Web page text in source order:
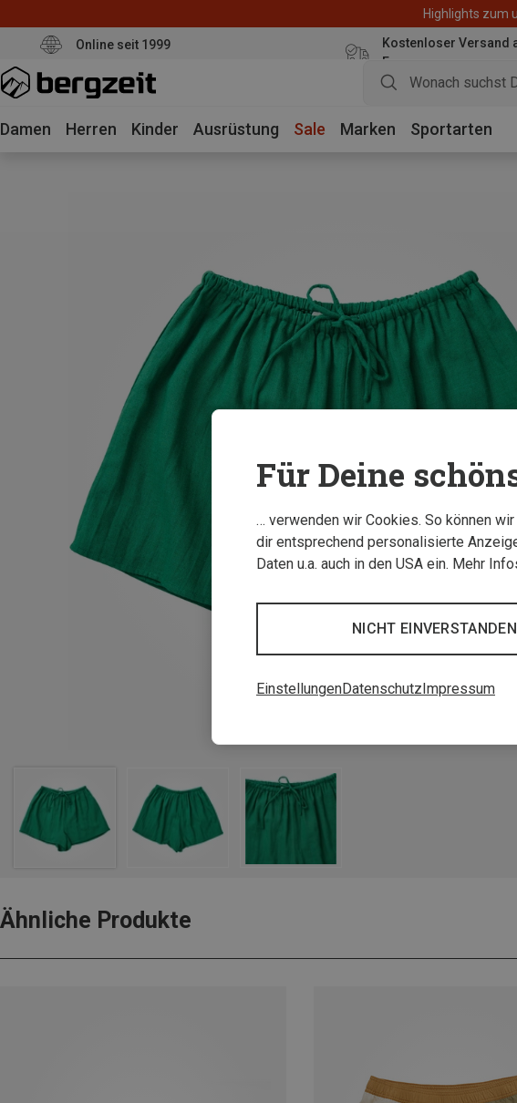
Highlights zum
Online seit 1999
Kostenloser Versand
Euro
Damen Herren Kinder Ausrüstung Sale Marken Sportarten
Ähnliche Produkte
Für Deine
… verwenden wir Cookies. So können
dir entsprechend personalisierte
Daten u.a. auch in den USA ein. Mehr
NICHT EINVERSTANDEN
EinstellungenDatenschutzImpressum